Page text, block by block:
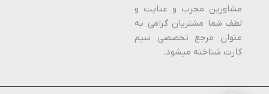
مشاورین مجرب و عنایت و
لطف شما مشتریان گرامی به
عنوان مرجع تخصصی سیم
کارت شناخته میشود.